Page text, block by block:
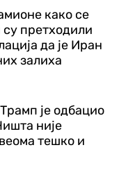
како се
претходили
да је Иран
залиха
је одбацио
није
тешко и